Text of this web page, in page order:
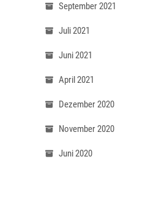
September 2021
Juli 2021
Juni 2021
April 2021
Dezember 2020
November 2020
Juni 2020